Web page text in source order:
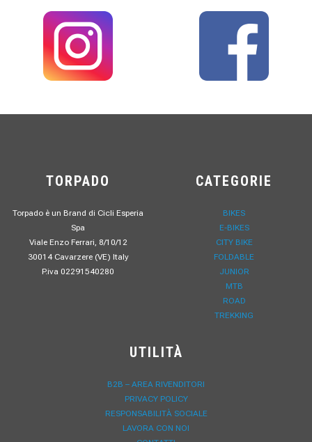
TORPADO
Torpado è un Brand di Cicli Esperia
Spa
Viale Enzo Ferrari, 8/10/12
30014 Cavarzere (VE) Italy
P.iva 02291540280
CATEGORIE
BIKES
E-BIKES
CITY BIKE
FOLDABLE
JUNIOR
MTB
ROAD
TREKKING
UTILITÀ
B2B – AREA RIVENDITORI
PRIVACY POLICY
RESPONSABILITÀ SOCIALE
LAVORA CON NOI